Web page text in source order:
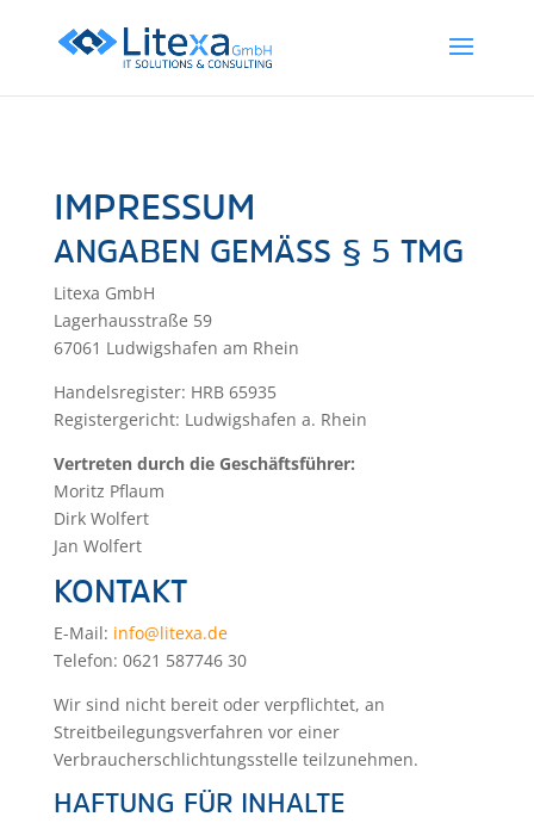
IMPRESSUM
ANGABEN GEMÄSS § 5 TMG
Litexa GmbH
Lagerhausstraße 59
67061 Ludwigshafen am Rhein
Handelsregister: HRB 65935
Registergericht: Ludwigshafen a. Rhein
Vertreten durch die Geschäftsführer:
Moritz Pflaum
Dirk Wolfert
Jan Wolfert
KONTAKT
E-Mail: info@litexa.de
Telefon: 0621 587746 30
Wir sind nicht bereit oder verpflichtet, an
Streitbeilegungsverfahren vor einer
Verbraucherschlichtungsstelle teilzunehmen.
HAFTUNG FÜR INHALTE